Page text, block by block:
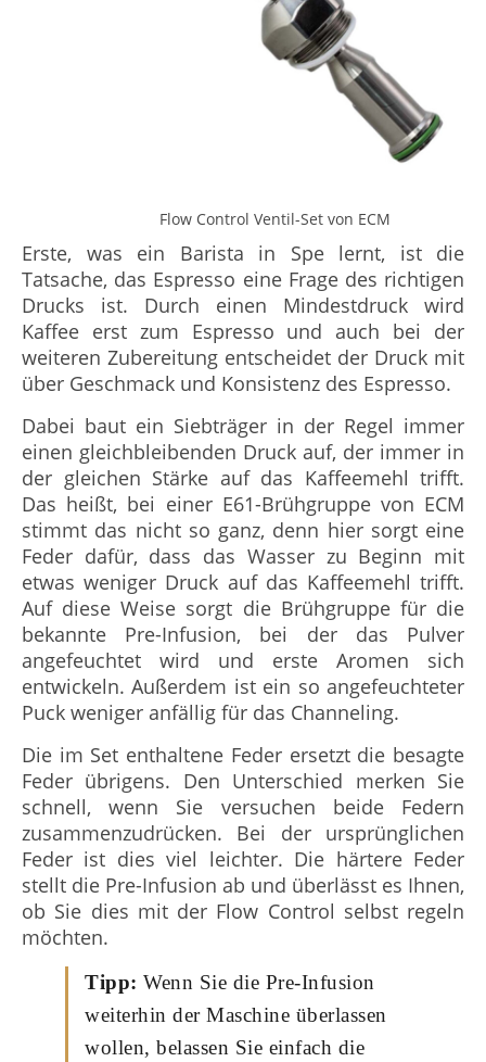
Flow Control Ventil-Set von ECM
Erste, was ein Barista in Spe lernt, ist die
Tatsache, das Espresso eine Frage des richtigen
Drucks ist. Durch einen Mindestdruck wird
Kaffee erst zum Espresso und auch bei der
weiteren Zubereitung entscheidet der Druck mit
über Geschmack und Konsistenz des Espresso.
Dabei baut ein Siebträger in der Regel immer
einen gleichbleibenden Druck auf, der immer in
der gleichen Stärke auf das Kaffeemehl trifft.
Das heißt, bei einer E61-Brühgruppe von ECM
stimmt das nicht so ganz, denn hier sorgt eine
Feder dafür, dass das Wasser zu Beginn mit
etwas weniger Druck auf das Kaffeemehl trifft.
Auf diese Weise sorgt die Brühgruppe für die
bekannte Pre-Infusion, bei der das Pulver
angefeuchtet wird und erste Aromen sich
entwickeln. Außerdem ist ein so angefeuchteter
Puck weniger anfällig für das Channeling.
Die im Set enthaltene Feder ersetzt die besagte
Feder übrigens. Den Unterschied merken Sie
schnell, wenn Sie versuchen beide Federn
zusammenzudrücken. Bei der ursprünglichen
Feder ist dies viel leichter. Die härtere Feder
stellt die Pre-Infusion ab und überlässt es Ihnen,
ob Sie dies mit der Flow Control selbst regeln
möchten.
Tipp: Wenn Sie die Pre-Infusion
weiterhin der Maschine überlassen
wollen, belassen Sie einfach die